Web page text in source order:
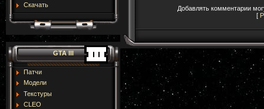
Скачать
GTA III
Патчи
Модели
Текстуры
CLEO
Добавлять комментарии
[